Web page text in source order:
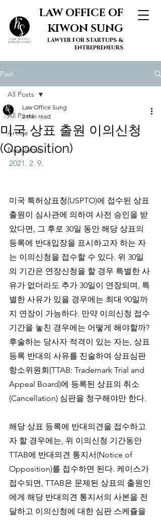
LAW OFFICE OF
KIWON SUNG
LAWYER FOR STARTUPS &
ENTREPRENEURS
Post
All Posts
Article
Newsletter
All Posts
미국 상표 출원 이의신청
(Opposition)
Law Office Sung
2 min read
2021. 2. 9.
미국 특허상표청(USPTO)에 접수된 상표
출원이 심사관에 의하여 사전 승인을 받
았다면, 그 후로 30일 동안 해당 상표의
등록에 반대입장을 표시하고자 하는 자
는 이의신청을 접수할 수 있다. 위 30일
의 기간은 연장신청을 할 경우 특별한 사
유가 없더라도 추가 30일이 연장되며, 특
별한 사유가 있을 경우에는 최대 90일까
지 연장이 가능하다. 만약 이의신청 접수
기간을 놓친 경우에는 어떻게 해야할까?
후술하는 당사자 적격이 있는 자는, 상표
등록 반대의 사유를 진술하여 상표심판
항소위원회(TTAB: Trademark Trial and
Appeal Board)에 등록된 상표의 취소
(Cancellation) 심판을 청구해야만 한다.
해당 상표 등록에 반대의견을 접수하고
자 할 경우에는, 위 이의신청 기간동안
TTAB에 반대의견 통지서(Notice of
Opposition)를 접수하면 된다. 케이스가
접수되면, TTAB은 문제된 상표의 출원인
에게 해당 반대의견 통지서의 사본을 전
달하고 이의신청에 대한 심판 스케쥴을